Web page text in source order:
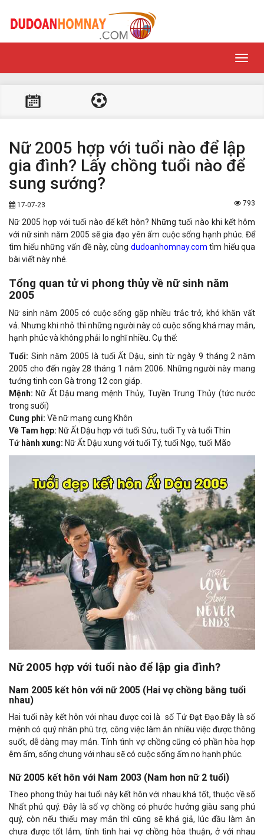
Nữ 2005 hợp với tuổi nào để lập
gia đình? Lấy chồng tuổi nào để
sung sướng?
17-07-23 793
Nữ 2005 hợp với tuổi nào để kết hôn? Những tuổi nào khi kết hôm
với nữ sinh năm 2005 sẽ gia đạo yên ấm cuộc sống hạnh phúc. Để
tìm hiểu những vấn đề này, cùng dudoanhomnay.com tìm hiểu qua
bài viết này nhé.
Tổng quan tử vi phong thủy về nữ sinh năm
2005
Nữ sinh năm 2005 có cuộc sống gặp nhiều trắc trở, khó khăn vất
vả. Nhưng khi nhỏ thì những người này có cuộc sống khá may mắn,
hạnh phúc và không phải lo nghĩ nhiều. Cụ thể:
Tuổi: Sinh năm 2005 là tuổi Ất Dậu, sinh từ ngày 9 tháng 2 năm
2005 cho đến ngày 28 tháng 1 năm 2006. Những người này mang
tướng tinh con Gà trong 12 con giáp.
Mệnh: Nữ Ất Dậu mang mệnh Thủy, Tuyền Trung Thủy (tức nước
trong suối)
Cung phi: Về nữ mạng cung Khôn
Về Tam hợp: Nữ Ất Dậu hợp với tuổi Sửu, tuổi Tỵ và tuổi Thìn
Tứ hành xung: Nữ Ất Dậu xung với tuổi Tý, tuổi Ngọ, tuổi Mão
Nữ 2005 hợp với tuổi nào để lập gia đình?
Nam 2005 kết hôn với nữ 2005 (Hai vợ chồng bằng tuổi
nhau)
Hai tuổi này kết hôn với nhau được coi là số Tứ Đạt Đạo.Đây là số
mệnh có quý nhân phù trợ, công việc làm ăn nhiều việc được thông
suốt, dễ dàng may mắn. Tính tình vợ chồng cũng có phần hòa hợp
êm ấm, sống chung với nhau sẽ có cuộc sống ấm no hạnh phúc.
Nữ 2005 kết hôn với Nam 2003 (Nam hơn nữ 2 tuổi)
Theo phong thủy hai tuổi này kết hôn với nhau khá tốt, thuộc về số
Nhất phú quý. Đây là số vợ chồng có phước hưởng giàu sang phú
quý, còn nếu thiếu may mắn thì cũng sẽ khá giả, lúc đầu làm ăn
chưa được tốt lắm, tính tình hai vợ chồng hòa thuận, ở với nhau